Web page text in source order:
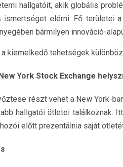
hallgatóit, akik globális
ismertséget elérni. Fő területei
bármilyen innováció-
kiemelkedő tehetségek
York Stock Exchange
részt vehet a New York-
hallgatói ötletei találkoznak.
előtt prezentálnia saját